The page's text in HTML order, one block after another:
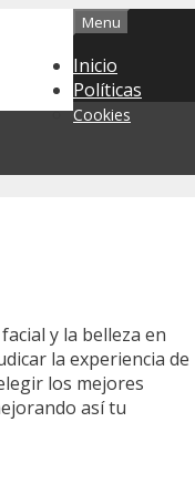
Menu
Inicio
Políticas
Cookies
y la belleza en
la experiencia de
los mejores
así tu